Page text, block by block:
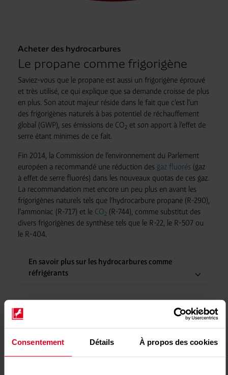
Consentement Détails À propos des cookies
Acheter des hydrocarbures
Le propane comme frigorigène
Saviez-vous que le propane est aussi un frigorigène éprouvé
et très utilisé, ce qui explique que sa demande croisse de plus
en plus. Son atout majeur réside dans le fait que c’est l’un
des frigorigènes naturels à bas potentiel de réchauffement
global (GWP), ses émissions de CO2et son apport à l’effet de
serre étant minimes de ce fait.
Fin 2014, la Commission de l’environnement du Parlement
européen a recommandé une réduction des gaz fluorés(gaz
à effet de serre fluorés) dans les nouveaux quotas de ces gaz.
La recommandation met encore un peu plus en avant les
frigorigènes naturels tels que l’hydrocarbure propane (R-290),
l’ammoniac (R-717) et le CO2(R-744), comme substitut des
divers frigorigènes de synthèse tels que le R-22, le R-507 ou
le R-404.
En savoir plus sur les hydrocarbures comme
réfrigérants